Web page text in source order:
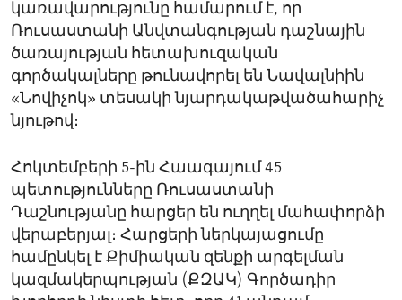
կառավարությունը համարում է, որ
Ռուսաստանի Անվտանգության դաշնային
ծառայության հետախուզական
գործակալները թունավորել են Նավալնիին
«Նովիչոկ» տեսակի նյարդակաթվածահարիչ
նյութով։
Հոկտեմբերի 5-ին Հաագայում 45
պետությունները Ռուսաստանի
Դաշնությանը հարցեր են ուղղել մահափորձի
վերաբերյալ։ Հարցերի ներկայացումը
համընկել է Քիմիական զենքի արգելման
կազմակերպության (ՔԶԱԿ) Գործադիր